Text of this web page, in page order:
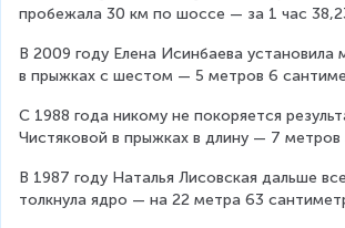
пробежала 30 км по шоссе — за 1 час
В 2009 году Елена Исинбаева установила
в прыжках с шестом — 5 метров 6
С 1988 года никому не покоряется
Чистяковой в прыжках в длину — 7 метров
В 1987 году Наталья Лисовская дальше
толкнула ядро — на 22 метра 63